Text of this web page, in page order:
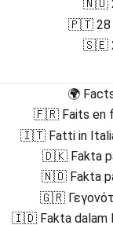
🇳🇴
🇵🇹 28
🇸🇪
🌍
🇫🇷 Faits en
🇮🇹 Fatti in
🇩🇰 Fakta
🇳🇴 Fakta
🇬🇷
🇮🇩 Fakta dalam